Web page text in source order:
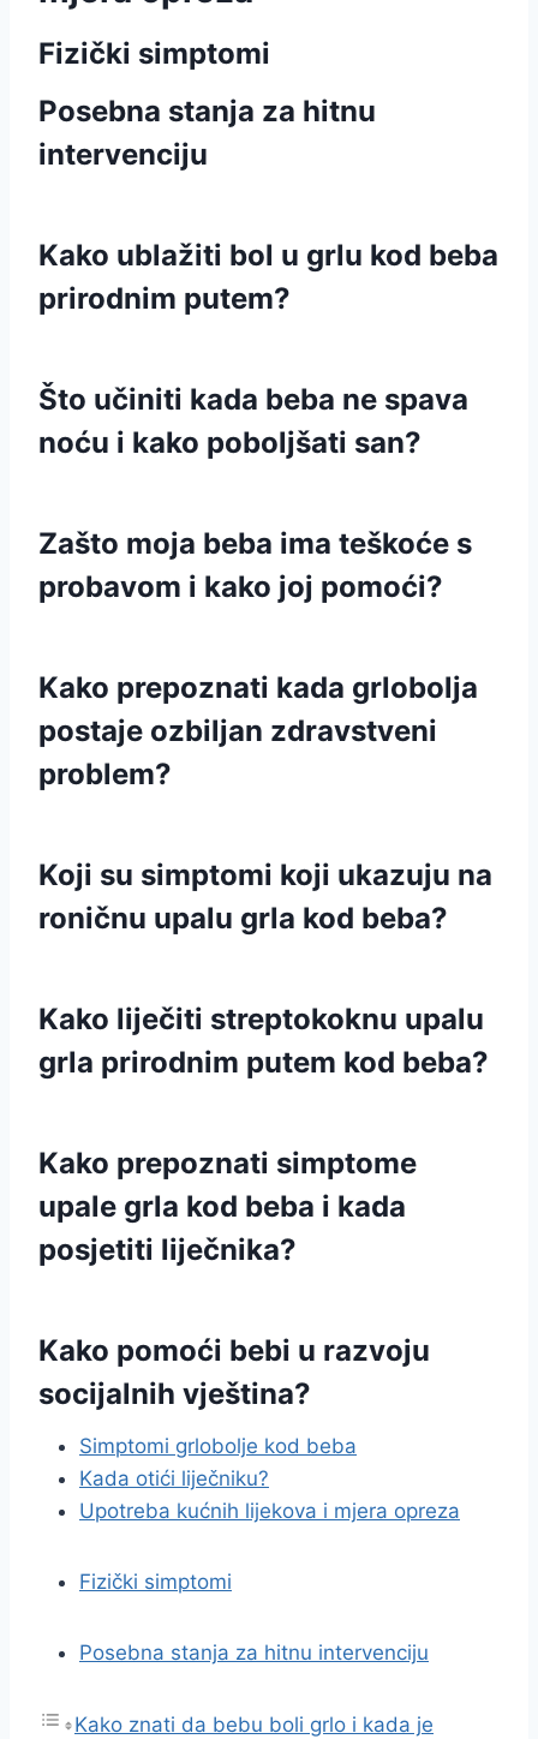
Fizički simptomi
Posebna stanja za hitnu
intervenciju
Kako ublažiti bol u grlu kod beba
prirodnim putem?
Što učiniti kada beba ne spava
noću i kako poboljšati san?
Zašto moja beba ima teškoće s
probavom i kako joj pomoći?
Kako prepoznati kada grlobolja
postaje ozbiljan zdravstveni
problem?
Koji su simptomi koji ukazuju na
roničnu upalu grla kod beba?
Kako liječiti streptokoknu upalu
grla prirodnim putem kod beba?
Kako prepoznati simptome
upale grla kod beba i kada
posjetiti liječnika?
Kako pomoći bebi u razvoju
socijalnih vještina?
Simptomi grlobolje kod beba
Kada otići liječniku?
Upotreba kućnih lijekova i mjera opreza
Fizički simptomi
Posebna stanja za hitnu intervenciju
Kako znati da bebu boli grlo i kada je